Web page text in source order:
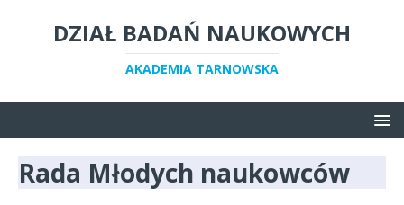
DZIAŁ BADAŃ NAUKOWYCH
AKADEMIA TARNOWSKA
Rada Młodych naukowców